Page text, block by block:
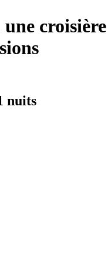
croisière
nuits